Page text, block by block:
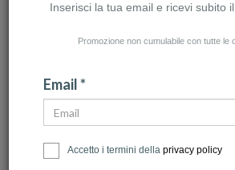
AZZERA FILTRI
NUMERO ARTICOLI:5
Inserisci la tua email e ricevi subito
Promozione non cumulabile con tutte le
Email *
Accetto i termini della privacy policy